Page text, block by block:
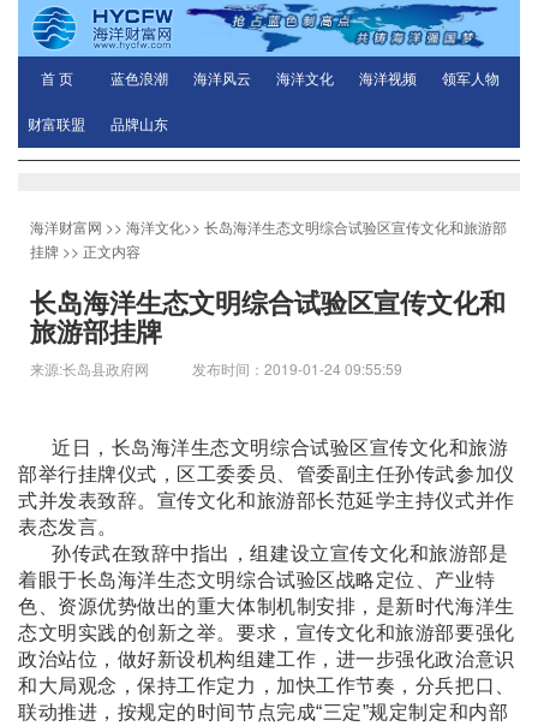
首 页 蓝色浪潮 海洋风云 海洋文化 海洋视频 领军人物
财富联盟 品牌山东
海洋财富网 >> 海洋文化>> 长岛海洋生态文明综合试验区宣传文化和旅游部
挂牌 >> 正文内容
长岛海洋生态文明综合试验区宣传文化和
旅游部挂牌
来源:长岛县政府网 发布时间：2019-01-24 09:55:59
近日，长岛海洋生态文明综合试验区宣传文化和旅游
部举行挂牌仪式，区工委委员、管委副主任孙传武参加仪
式并发表致辞。 宣传文化和旅游部长范延学主持仪式并作
表态发言。
孙传武在致辞中指出，组建设立宣传文化和旅游部是
着眼于长岛海洋生态文明综合试验区战略定位、产业特
色、资源优势做出的重大体制机制安排，是新时代海洋生
态文明实践的创新之举。 要求，宣传文化和旅游部要强化
政治站位，做好新设机构组建工作，进一步强化政治意识
和大局观念，保持工作定力，加快工作节奏，分兵把口、
联动推进，按规定的时间节点完成“三定”规定制定和内部